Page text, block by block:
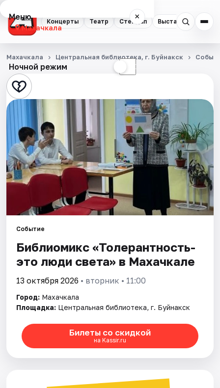
Концерты Театр Стендап Выставки
Меню ×
Махачкала
Концерты
Театр
Стендап
Выставки
Экскурсии
Спорт
События
Площадки
Артисты
Ночной режим ☾
Махачкала Центральная библиотека, г. Буйнакск
Событие
Библиомикс «Толерантность-
это люди света» в Махачкале
13 октября 2026 • вторник • 11:00
Город: Махачкала
Площадка: Центральная библиотека, г. Буйнакск
Билеты со скидкой
на Kassir.ru